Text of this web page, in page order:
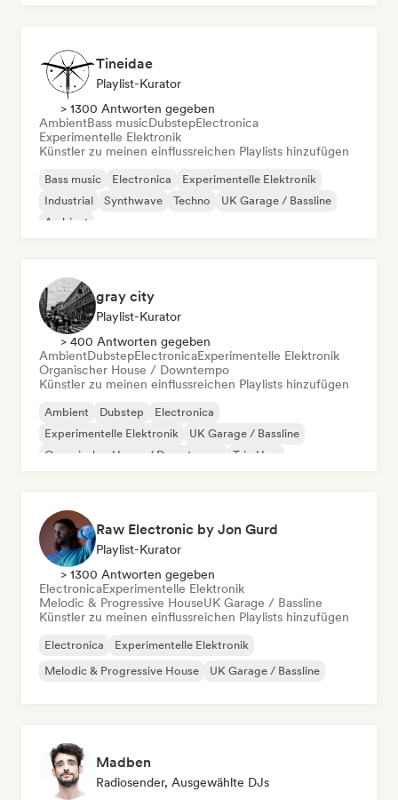
Tineidae
Playlist-Kurator
> 1300 Antworten gegeben
AmbientBass musicDubstepElectronica
Experimentelle Elektronik
Künstler zu meinen einflussreichen Playlists hinzufügen
Bass music Electronica
Experimentelle Elektronik
Industrial
Synthwave Techno
UK Garage / Bassline
Ambient
gray city
Playlist-Kurator
> 400 Antworten gegeben
AmbientDubstepElectronicaExperimentelle Elektronik
Organischer House / Downtempo
Künstler zu meinen einflussreichen Playlists hinzufügen
Ambient Dubstep
Electronica
Experimentelle Elektronik
UK Garage / Bassline
Organischer House / Downtempo
Trip Hop
Raw Electronic by Jon Gurd
Playlist-Kurator
> 1300 Antworten gegeben
ElectronicaExperimentelle Elektronik
Melodic & Progressive HouseUK Garage / Bassline
Künstler zu meinen einflussreichen Playlists hinzufügen
Electronica
Experimentelle Elektronik
Melodic & Progressive House
UK Garage / Bassline
Madben
Radiosender, Ausgewählte DJs